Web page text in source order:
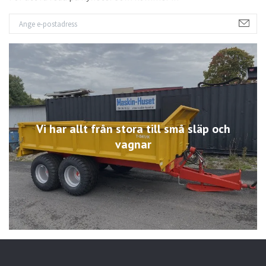
Vi har allt från stora till små släp och
vagnar